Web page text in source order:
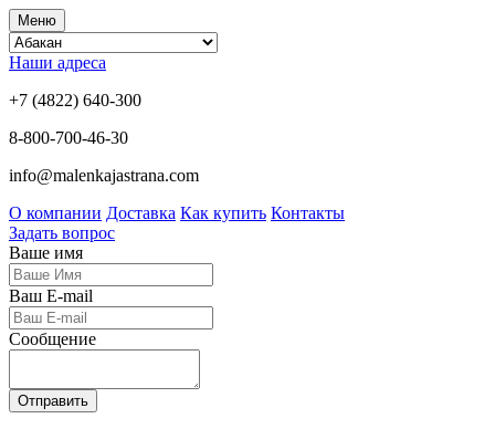
Меню
Наши адреса
+7 (4822) 640-300
8-800-700-46-30
info@malenkajastrana.com
О компании Доставка Как купить Контакты
Задать вопрос
Ваше имя
Ваш E-mail
Сообщение
Отправить